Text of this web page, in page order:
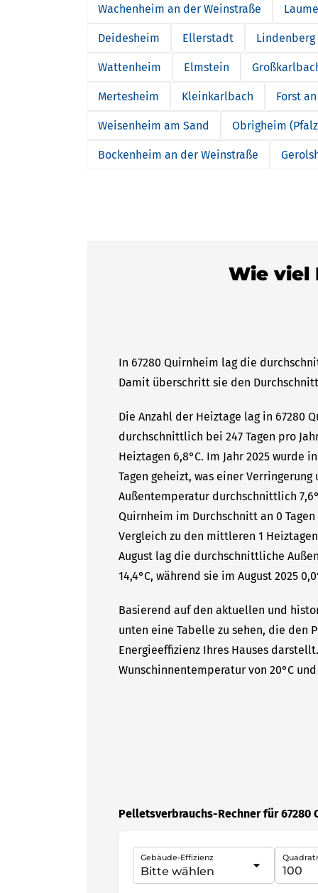
Wachenheim an der Weinstraße
Deidesheim Ellerstadt Lindenberg
Wattenheim Elmstein
Mertesheim Kleinkarlbach Forst
Weisenheim am Sand Obrigheim
Bockenheim an der Weinstraße
Wie viel
In 67280 Quirnheim lag die
Damit überschritt sie den Durchschnitt
Die Anzahl der Heiztage lag in 67280
durchschnittlich bei 247 Tagen pro
Heiztagen 6,8°C. Im Jahr 2025 wurde
Tagen geheizt, was einer
Außentemperatur durchschnittlich
Quirnheim im Durchschnitt an 0 Tagen
Vergleich zu den mittleren 1
August lag die durchschnittliche
14,4°C, während sie im August 2025
Basierend auf den aktuellen und
unten eine Tabelle zu sehen, die den
Energieeffizienz Ihres Hauses
Wunschinnentemperatur von 20°C
Pelletsverbrauchs-Rechner für 67280
Gebäude-Effizienz